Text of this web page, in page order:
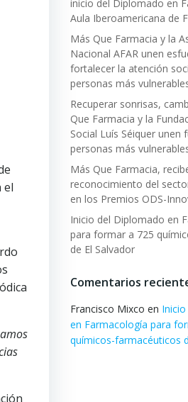
el
inicio del Diplomado en
Aula Iberoamericana de
Más Que Farmacia y la
Nacional AFAR unen
fortalecer la atención
personas más
Recuperar sonrisas,
Que Farmacia y la
Social Luís Séiquer unen
personas más
Más Que Farmacia,
reconocimiento del
en los Premios ODS-
Inicio del Diplomado en
para formar a 725
de El Salvador
Comentarios
Francisco Mixco en
en Farmacología para
químicos-farmacéuticos